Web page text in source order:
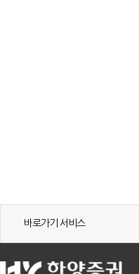
바로가기 서비스